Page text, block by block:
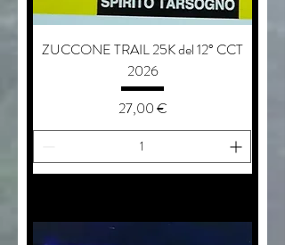
ZUCCONE TRAIL 25K del 12° CCT
2026
Prezzo
27,00 €